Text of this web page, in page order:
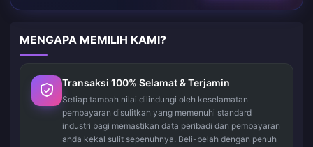
MENGAPA MEMILIH KAMI?
Transaksi 100% Selamat & Terjamin
Setiap tambah nilai dilindungi oleh keselamatan
pembayaran disulitkan yang memenuhi standard
industri bagi memastikan data peribadi dan pembayaran
anda kekal sulit sepenuhnya. Beli-belah dengan penuh